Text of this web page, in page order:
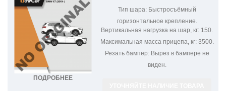
ПОДРОБНЕЕ
Тип шара:Быстросъёмный
горизонтальное крепление.
Вертикальная нагрузка на шар, кг: 150.
Максимальная масса прицепа, кг:3500.
Резать бампер:Вырез в бампере не
виден.